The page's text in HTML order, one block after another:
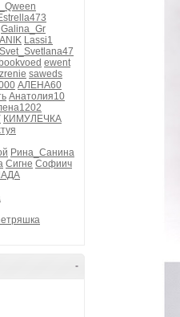
Galina_Gr
Lassi1
Svet_Svetlana47
bookvoed ewent
saweds
АЛЕНА60
Анатолия10
КИМУЛЕЧКА
Рина_Санина
Сигне Софиич
-